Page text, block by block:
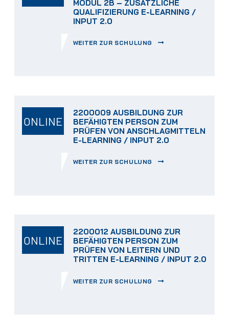
MODUL 2B – ZUSÄTZLICHE
QUALIFIZIERUNG E-LEARNING /
INPUT 2.0
WEITER ZUR SCHULUNG
ONLINE
2200009 AUSBILDUNG ZUR
BEFÄHIGTEN PERSON ZUM
PRÜFEN VON ANSCHLAGMITTELN
E-LEARNING / INPUT 2.0
WEITER ZUR SCHULUNG
ONLINE
2200012 AUSBILDUNG ZUR
BEFÄHIGTEN PERSON ZUM
PRÜFEN VON LEITERN UND
TRITTEN E-LEARNING / INPUT 2.0
WEITER ZUR SCHULUNG